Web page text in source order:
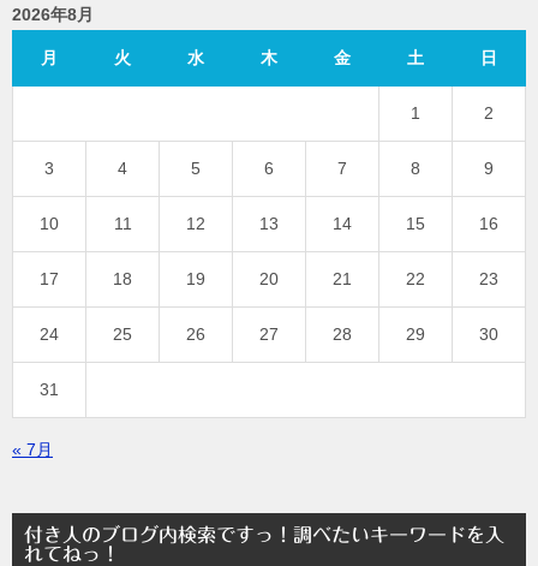
2026年8月
月 火 水 木 金 土 日
1 2
3 4 5 6 7 8 9
10 11 12 13 14 15 16
17 18 19 20 21 22 23
24 25 26 27 28 29 30
31
« 7月
付き人のブログ内検索ですっ！調べたいキーワードを入
れてねっ！